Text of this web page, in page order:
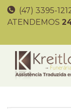
(47) 3395-
ATENDEMOS